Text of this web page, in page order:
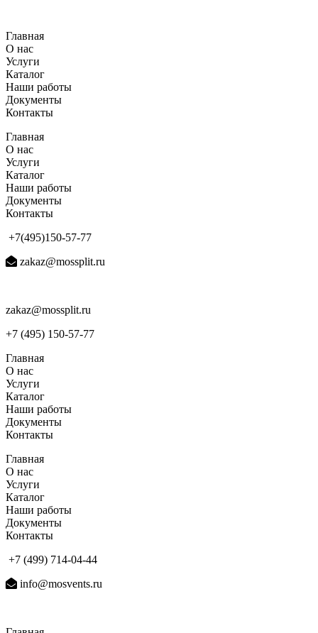
содержимому
Главная
О нас
Услуги
Каталог
Наши работы
Документы
Контакты
Главная
О нас
Услуги
Каталог
Наши работы
Документы
Контакты
+7(495)150-57-77
zakaz@mossplit.ru
zakaz@mossplit.ru
+7 (495) 150-57-77
Главная
О нас
Услуги
Каталог
Наши работы
Документы
Контакты
Главная
О нас
Услуги
Каталог
Наши работы
Документы
Контакты
+7 (499) 714-04-44
info@mosvents.ru